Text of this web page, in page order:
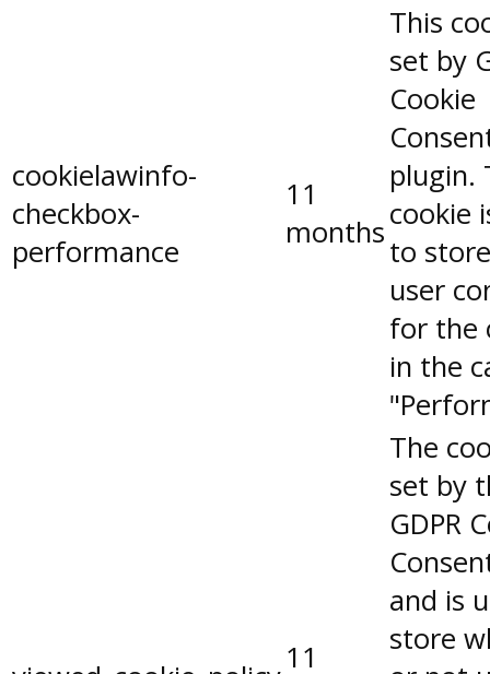
cookielawinfo-
checkbox-
performance
11
months
This
set by
Cookie
plugin.
cookie
to
user
for the
in the
11
The
set by
GDPR
and is
store